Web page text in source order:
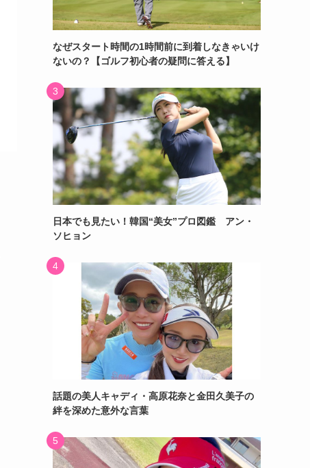
なぜスタート時間の1時間前に到着しなきゃいけ
ないの？【ゴルフ初心者の疑問に答える】
日本でも見たい！韓国“美女”プロ図鑑 アン・
ソヒョン
話題の美人キャディ・高原花奈と金田久美子の
絆を深めた意外な言葉